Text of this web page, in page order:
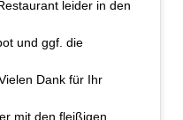
leider in den
und ggf. die
Dank für Ihr
mit den fleißigen